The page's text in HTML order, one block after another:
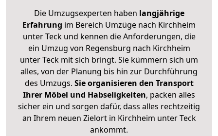
Die Umzugsexperten haben langjährige
Erfahrung im Bereich Umzüge nach Kirchheim
unter Teck und kennen die Anforderungen, die
ein Umzug von Regensburg nach Kirchheim
unter Teck mit sich bringt. Sie kümmern sich um
alles, von der Planung bis hin zur Durchführung
des Umzugs. Sie organisieren den Transport
Ihrer Möbel und Habseligkeiten, packen alles
sicher ein und sorgen dafür, dass alles rechtzeitig
an Ihrem neuen Zielort in Kirchheim unter Teck
ankommt.